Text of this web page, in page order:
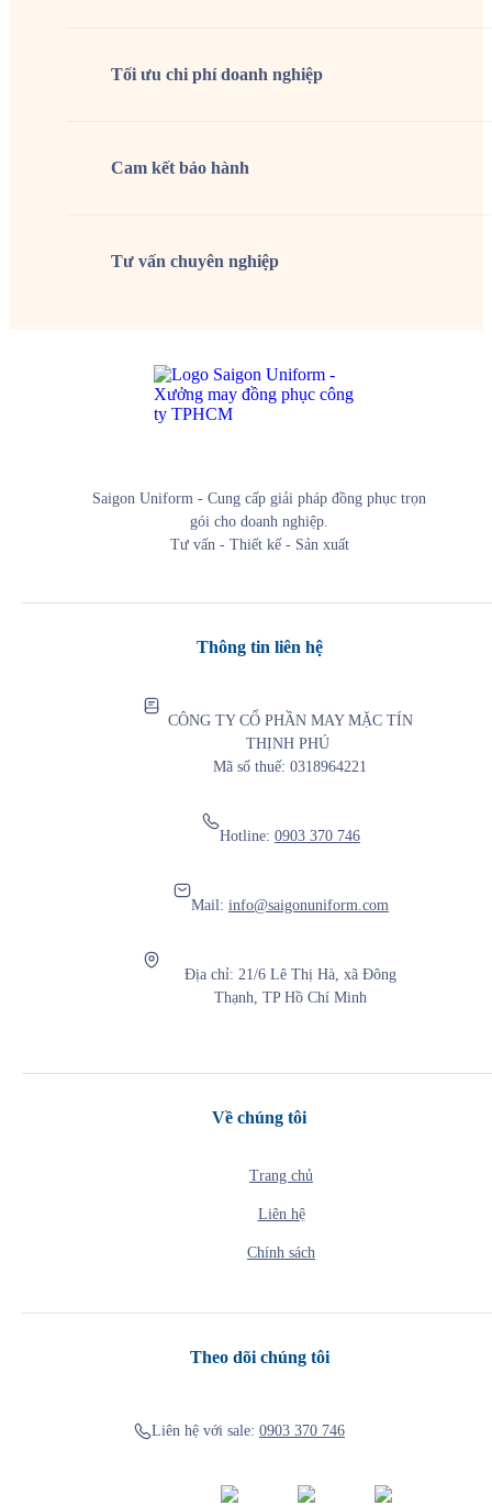
Tối ưu chi phí doanh nghiệp
Cam kết bảo hành
Tư vấn chuyên nghiệp
Saigon Uniform - Cung cấp giải pháp đồng phục trọn
gói cho doanh nghiệp.
Tư vấn - Thiết kế - Sản xuất
Thông tin liên hệ
CÔNG TY CỔ PHẦN MAY MẶC TÍN
THỊNH PHÚ
Mã số thuế: 0318964221
Hotline: 0903 370 746
Mail: info@saigonuniform.com
Địa chỉ: 21/6 Lê Thị Hà, xã Đông
Thạnh, TP Hồ Chí Minh
Về chúng tôi
Trang chủ
Liên hệ
Chính sách
Theo dõi chúng tôi
Liên hệ với sale: 0903 370 746